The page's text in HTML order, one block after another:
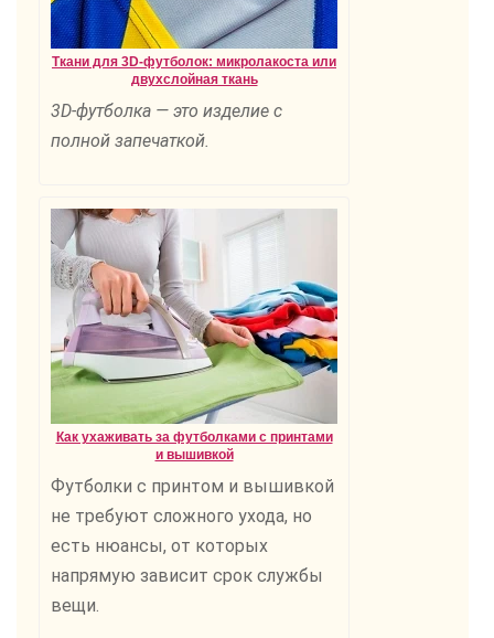
Ткани для 3D-футболок: микролакоста или
двухслойная ткань
3D-футболка — это изделие с
полной запечаткой.
Как ухаживать за футболками с принтами
и вышивкой
Футболки с принтом и вышивкой
не требуют сложного ухода, но
есть нюансы, от которых
напрямую зависит срок службы
вещи.